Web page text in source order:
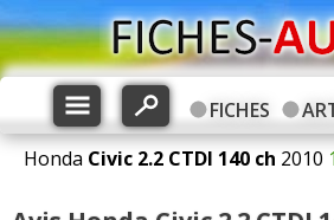
FICHES
Honda Civic 2.2 CTDI 140 ch 2010